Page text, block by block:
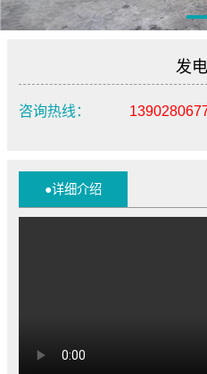
发
咨询热线：
●详细介绍